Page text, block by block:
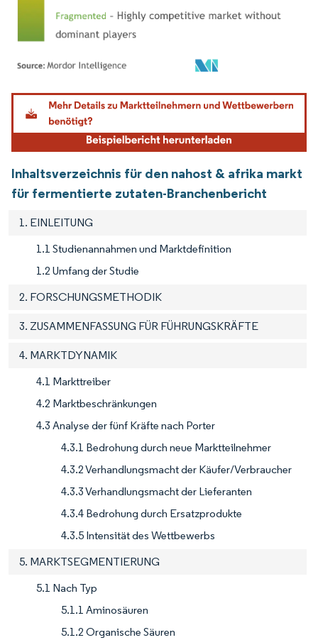
Bild © Mordor Intelligence. Wiederverwendung erfordert Namensnennung gemäß
Inhaltsverzeichnis für den nahost & afrika markt
für fermentierte zutaten-Branchenbericht
1. EINLEITUNG
1.1 Studienannahmen und Marktdefinition
1.2 Umfang der Studie
2. FORSCHUNGSMETHODIK
3. ZUSAMMENFASSUNG FÜR FÜHRUNGSKRÄFTE
4. MARKTDYNAMIK
4.1 Markttreiber
4.2 Marktbeschränkungen
4.3 Analyse der fünf Kräfte nach Porter
4.3.1 Bedrohung durch neue Marktteilnehmer
4.3.2 Verhandlungsmacht der Käufer/Verbraucher
4.3.3 Verhandlungsmacht der Lieferanten
4.3.4 Bedrohung durch Ersatzprodukte
4.3.5 Intensität des Wettbewerbs
5. MARKTSEGMENTIERUNG
5.1 Nach Typ
5.1.1 Aminosäuren
5.1.2 Organische Säuren